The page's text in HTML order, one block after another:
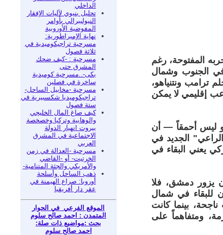
الداخلي
تحليل بنيوي لآليات الإفقار
النيوليبرالي بأوامر
المفوضية الأوروبية
نهاية الإمبراطورية:
مسرحية تراجيكوميدية في
ثلاثة فصول
مسرحية : -كيف ضحك
المشرق حتى
بكى-..مسرحية كوميدية
ساخرة في فصلين
مسرحية -مخابيل الساحل-
تراجيكوميديا شكسبيرية في
ستة فصول
كيف صاغ المال الخليجي
والوهابية وتركيا وخصخصة
بيروت انهيار الدولة
الاجتماعية في المشرق
العربي
مسرحية -العدالة في زمن
الخرتيت- أو -القاضي
والأمريكي والجثة المتنامية-
ذهب الساحل وأسلحة
أوروبا: صراع الهيمنة في
عقر دار أفريقيا
الموقع الفرعي في الحوار
المتمدن : احمد صالح سلوم
بحث :مواضيع ذات صلة:
احمد صالح سلوم
المفتوحة، رغم
في الجنوب وشمال
ترامب ونتنياهو،
إقليمي لا يمكن
ليس أحمقاً — أن
الجديد في
يعني البقاء في
يزور دمشق، فلا
للبقاء في شمال
بينما كانت
ومتفاهماً على